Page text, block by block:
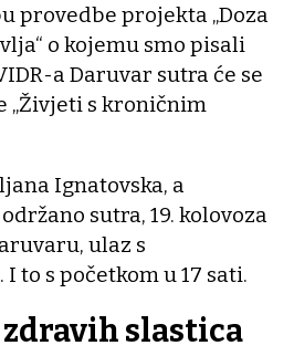
provedbe projekta „Doza
o kojemu smo pisali
a Daruvar sutra će se
„Živjeti s kroničnim
Ignatovska, a
sutra, 19. kolovoza
ulaz s
to s početkom u 17 sati.
slastica